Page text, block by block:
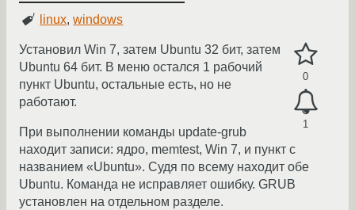
linux,windows
0
1
Установил Win 7, затем Ubuntu 32 бит, затем
Ubuntu 64 бит. В меню остался 1 рабочий
пункт Ubuntu, остальные есть, но не
работают.
При выполнении команды update-grub
находит записи: ядро, memtest, Win 7, и пункт с
названием «Ubuntu». Судя по всему находит обе
Ubuntu. Команда не исправляет ошибку. GRUB
установлен на отдельном разделе.